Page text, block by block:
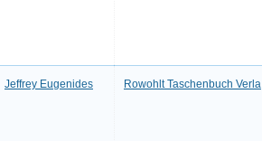
Jeffrey Eugenides Rowohlt Taschenbuch Verla